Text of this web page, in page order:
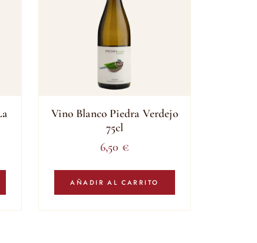
Vino Blanco Piedra Verdejo
75cl
6,50 €
AÑADIR AL CARRITO